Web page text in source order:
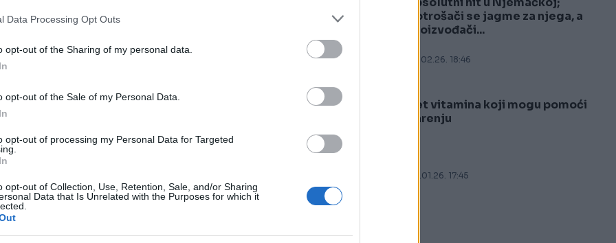
Data Processing Opt Outs
opt-out of the Sharing of my personal data.
opt-out of the Sale of my Personal Data.
opt-out of processing my Personal Data for Targeted
opt-out of Collection, Use, Retention, Sale, and/or Sharing
Data that Is Unrelated with the Purposes for which it
cvekla je najzdravija ako nije termički
ona gubi svoje nutritivne vrijednosti, a njih
B12, kao i gotovo sve minerale – kalcijum,
mangan, bakar, jod, sumpor...
antipiretik, antioksidant,
godina. Sok od cvekle regenerira jetru i
tačnije liječenje malokrvnosti, mada ima
potrošači se jagme za njega, a
proizvođači...
22.02.26. 18:46
Pet vitamina koji mogu pomoći
varenju
05.01.26. 17:45